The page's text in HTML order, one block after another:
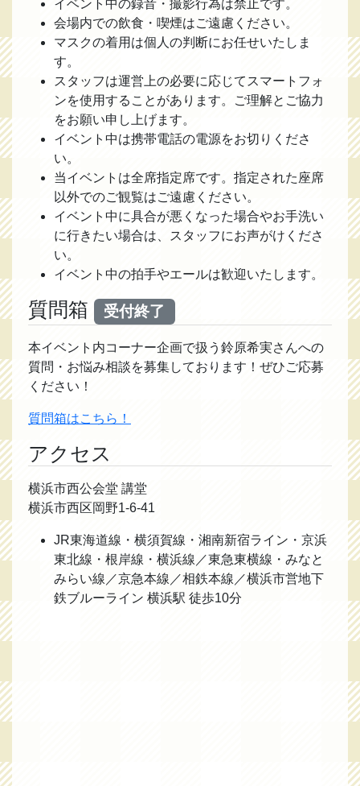
イベント中の録音・撮影行為は禁止です。
会場内での飲食・喫煙はご遠慮ください。
マスクの着用は個人の判断にお任せいたしま
す。
スタッフは運営上の必要に応じてスマートフォ
ンを使用することがあります。ご理解とご協力
をお願い申し上げます。
イベント中は携帯電話の電源をお切りくださ
い。
当イベントは全席指定席です。指定された座席
以外でのご観覧はご遠慮ください。
イベント中に具合が悪くなった場合やお手洗い
に行きたい場合は、スタッフにお声がけくださ
い。
イベント中の拍手やエールは歓迎いたします。
質問箱 受付終了
本イベント内コーナー企画で扱う鈴原希実さんへの
質問・お悩み相談を募集しております！ぜひご応募
ください！
質問箱はこちら！
アクセス
横浜市西公会堂 講堂
横浜市西区岡野1-6-41
JR東海道線・横須賀線・湘南新宿ライン・京浜
東北線・根岸線・横浜線／東急東横線・みなと
みらい線／京急本線／相鉄本線／横浜市営地下
鉄ブルーライン 横浜駅 徒歩10分